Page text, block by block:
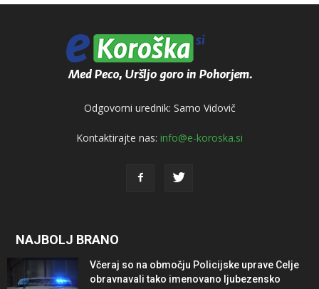
Odgovorni urednik: Samo Vidovič
Kontaktirajte nas: info@e-koroska.si
NAJBOLJ BRANO
Včeraj so na območju Policijske uprave Celje
obravnavali tako imenovano ljubezensko